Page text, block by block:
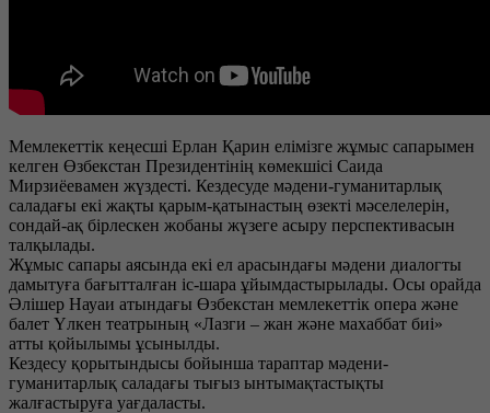
Мемлекеттік кеңесші Ерлан Қарин елімізге жұмыс сапарымен
келген Өзбекстан Президентінің көмекшісі Саида
Мирзиёевамен жүздесті. Кездесуде мәдени-гуманитарлық
саладағы екі жақты қарым-қатынастың өзекті мәселелерін,
сондай-ақ бірлескен жобаны жүзеге асыру перспективасын
талқылады.
Жұмыс сапары аясында екі ел арасындағы мәдени диалогты
дамытуға бағытталған іс-шара ұйымдастырылады. Осы орайда
Әлішер Науаи атындағы Өзбекстан мемлекеттік опера және
балет Үлкен театрының «Лазги – жан және махаббат биі»
атты қойылымы ұсынылды.
Кездесу қорытындысы бойынша тараптар мәдени-
гуманитарлық саладағы тығыз ынтымақтастықты
жалғастыруға уағдаласты.